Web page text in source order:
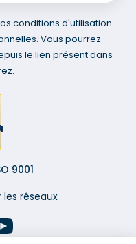
conditions d'utilisation
Vous pourrez
le lien présent dans
9001
réseaux